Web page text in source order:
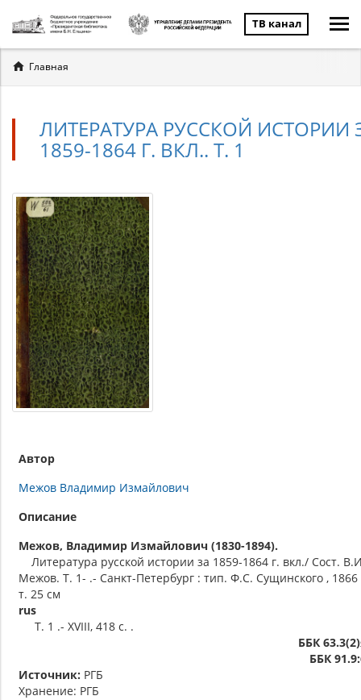
ТВ канал
Вы
здесь
Главная
ЛИТЕРАТУРА РУССКОЙ ИСТОРИИ
1859-1864 Г. ВКЛ.. Т. 1
Автор
Межов Владимир Измайлович
Описание
Межов, Владимир Измайлович (1830-1894).
Литература русской истории за 1859-1864 г. вкл./ Сост.
Межов. Т. 1- .- Санкт-Петербург : тип. Ф.С. Сущинского , 1866
т. 25 см
rus
Т. 1 .- XVIII, 418 с. .
ББК
ББК
Источник: РГБ
Хранение: РГБ